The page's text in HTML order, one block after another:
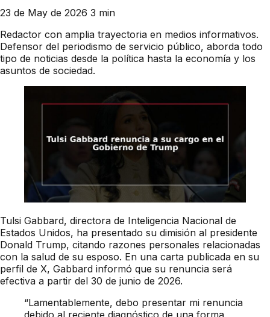
23 de May de 2026 3 min
Redactor con amplia trayectoria en medios informativos.
Defensor del periodismo de servicio público, aborda todo
tipo de noticias desde la política hasta la economía y los
asuntos de sociedad.
Tulsi Gabbard, directora de Inteligencia Nacional de
Estados Unidos, ha presentado su dimisión al presidente
Donald Trump, citando razones personales relacionadas
con la salud de su esposo. En una carta publicada en su
perfil de X, Gabbard informó que su renuncia será
efectiva a partir del 30 de junio de 2026.
“Lamentablemente, debo presentar mi renuncia
debido al reciente diagnóstico de una forma